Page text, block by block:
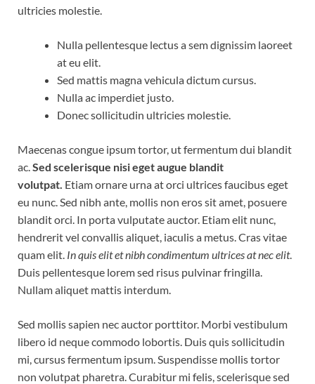
ultricies molestie.
Nulla pellentesque lectus a sem dignissim laoreet
at eu elit.
Sed mattis magna vehicula dictum cursus.
Nulla ac imperdiet justo.
Donec sollicitudin ultricies molestie.
Maecenas congue ipsum tortor, ut fermentum dui blandit
ac. Sed scelerisque nisi eget augue blandit
volutpat. Etiam ornare urna at orci ultrices faucibus eget
eu nunc. Sed nibh ante, mollis non eros sit amet, posuere
blandit orci. In porta vulputate auctor. Etiam elit nunc,
hendrerit vel convallis aliquet, iaculis a metus. Cras vitae
quam elit. In quis elit et nibh condimentum ultrices at nec elit.
Duis pellentesque lorem sed risus pulvinar fringilla.
Nullam aliquet mattis interdum.
Sed mollis sapien nec auctor porttitor. Morbi vestibulum
libero id neque commodo lobortis. Duis quis sollicitudin
mi, cursus fermentum ipsum. Suspendisse mollis tortor
non volutpat pharetra. Curabitur mi felis, scelerisque sed